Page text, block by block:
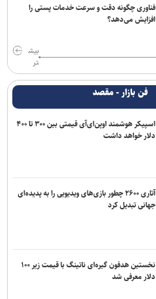
فناوری چگونه دقت و سرعت خدمات پستی را
افزایش می‌دهد؟
بیش
تر
فن بازار - مقصد
اسپیکر هوشمند اوپن‌ای‌آی قیمتی بین ۳۰۰ تا ۴۰۰
دلار خواهد داشت
آتاری ۲۶۰۰ چطور بازی‌های ویدیویی را به پدیده‌ای
جهانی تبدیل کرد
نخستین هدفون گیره‌ای ناتینگ با قیمت زیر ۱۰۰
دلار معرفی شد